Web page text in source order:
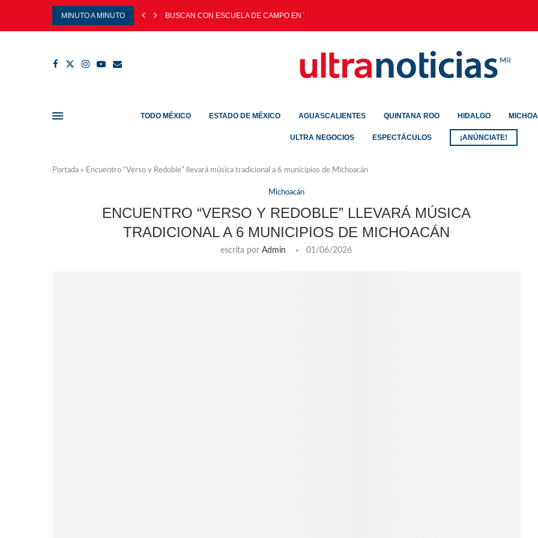
MINUTO A MINUTO BUSCAN CON ESCUELA DE CAMPO EN TULANCINGO FOMENTAR...
TODO MÉXICO ESTADO DE MÉXICO AGUASCALIENTES QUINTANA ROO HIDALGO
ULTRA NEGOCIOS ESPECTÁCULOS ¡ANÚNCIATE!
Portada » Encuentro “Verso y Redoble” llevará música tradicional a 6 municipios de Michoacán
Michoacán
ENCUENTRO “VERSO Y REDOBLE” LLEVARÁ MÚSICA
TRADICIONAL A 6 MUNICIPIOS DE MICHOACÁN
escrita porAdmin 01/06/2026